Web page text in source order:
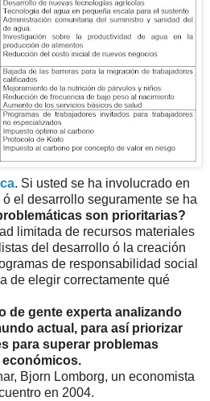
. Si usted se ha involucrado en
el desarrollo seguramente se ha
son prioritarias?
limitada de recursos materiales
del desarrollo ó la creación
de responsabilidad social
de elegir correctamente qué
de gente experta analizando
actual, para así priorizar
para superar problemas
económicos.
Bjorn Lomborg, un economista
en 2004.